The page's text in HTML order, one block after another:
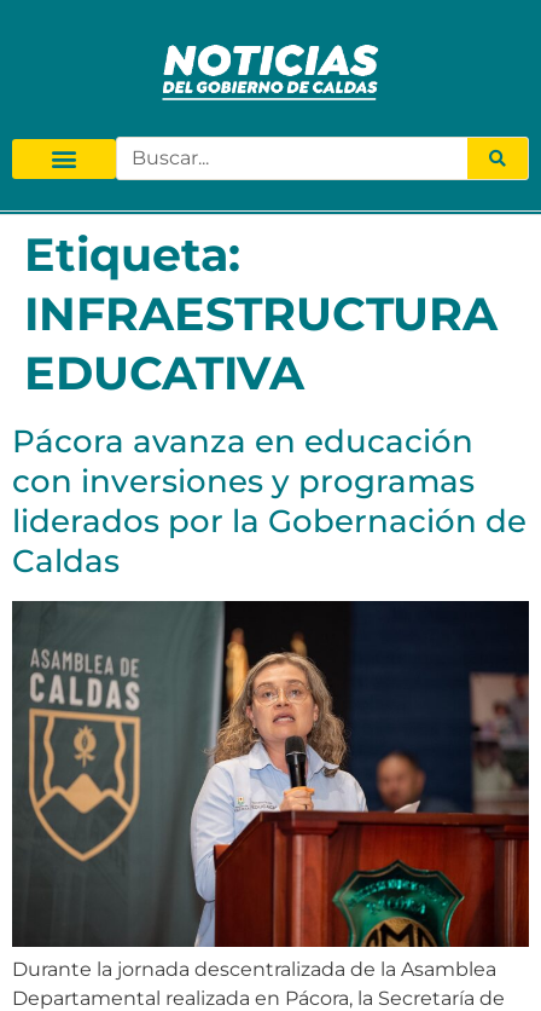
Etiqueta:
INFRAESTRUCTURA
EDUCATIVA
Pácora avanza en educación
con inversiones y programas
liderados por la Gobernación de
Caldas
Durante la jornada descentralizada de la Asamblea
Departamental realizada en Pácora, la Secretaría de